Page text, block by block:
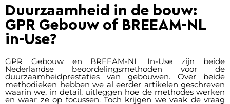
Duurzaamheid in de bouw:
GPR Gebouw of BREEAM-NL
in-Use?
GPR Gebouw en BREEAM-NL In-Use zijn beide
Nederlandse beoordelingsmethoden voor de
duurzaamheidprestaties van gebouwen. Over beide
methodieken hebben we al eerder artikelen geschreven
waarin we, in detail, uitleggen hoe de methodes werken
en waar ze op focussen. Toch krijgen we vaak de vraag